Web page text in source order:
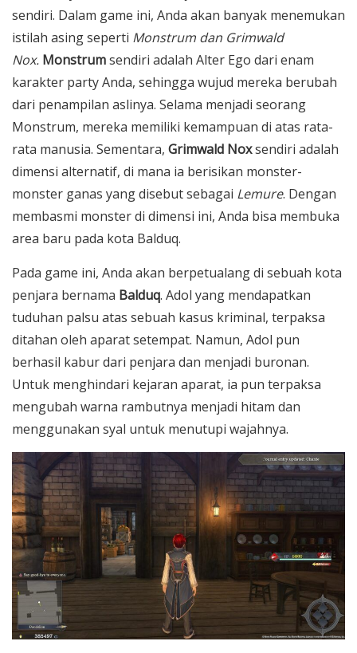
sendiri. Dalam game ini, Anda akan banyak menemukan
istilah asing seperti Monstrum dan Grimwald
Nox. Monstrumsendiri adalah Alter Ego dari enam
karakter party Anda, sehingga wujud mereka berubah
dari penampilan aslinya. Selama menjadi seorang
Monstrum, mereka memiliki kemampuan di atas rata-
rata manusia. Sementara, Grimwald Noxsendiri adalah
dimensi alternatif, di mana ia berisikan monster-
monster ganas yang disebut sebagai Lemure. Dengan
membasmi monster di dimensi ini, Anda bisa membuka
area baru pada kota Balduq.
Pada game ini, Anda akan berpetualang di sebuah kota
penjara bernama Balduq. Adol yang mendapatkan
tuduhan palsu atas sebuah kasus kriminal, terpaksa
ditahan oleh aparat setempat. Namun, Adol pun
berhasil kabur dari penjara dan menjadi buronan.
Untuk menghindari kejaran aparat, ia pun terpaksa
mengubah warna rambutnya menjadi hitam dan
menggunakan syal untuk menutupi wajahnya.